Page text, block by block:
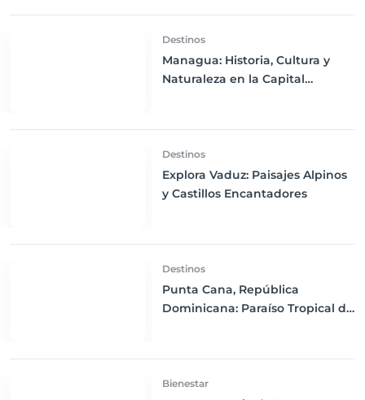
Destinos
Managua: Historia, Cultura y
Naturaleza en la Capital
Destinos
Explora Vaduz: Paisajes Alpinos
y Castillos Encantadores
Destinos
Punta Cana, República
Dominicana: Paraíso Tropical de
Bienestar